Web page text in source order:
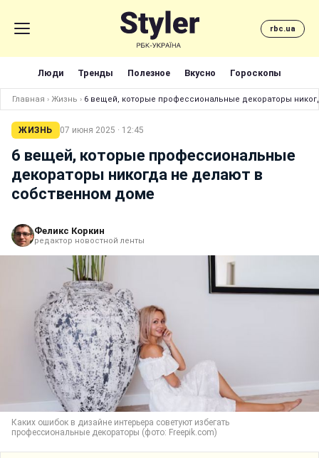
rbc.ua
Люди Тренды Полезное Вкусно Гороскопы
Главная › Жизнь › 6 вещей, которые профессиональные декораторы
ЖИЗНЬ 07 июня 2025 · 12:45
6 вещей, которые профессиональные
декораторы никогда не делают в
собственном доме
Феликс Коркин
редактор новостной ленты
Каких ошибок в дизайне интерьера советуют избегать
профессиональные декораторы (фото: Freepik.com)